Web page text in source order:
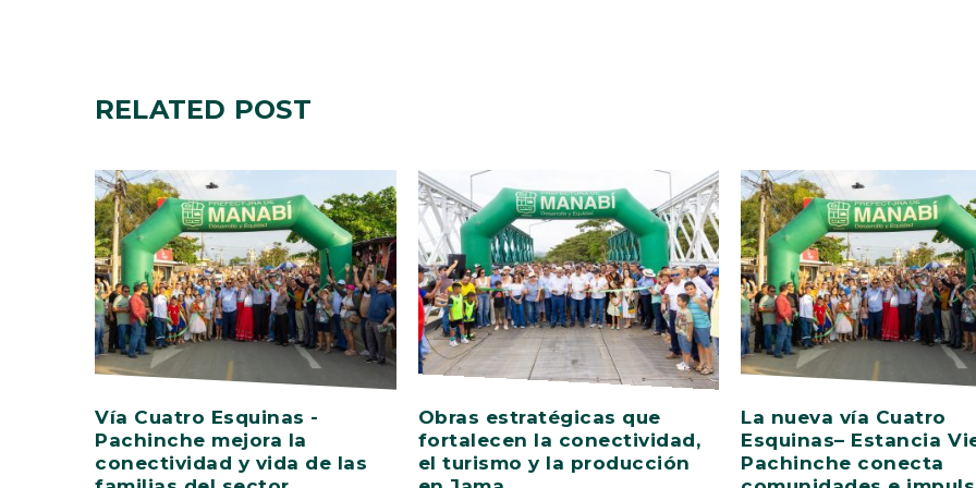
RELATED POST
Vía Cuatro Esquinas -
Pachinche mejora la
conectividad y vida de las
Obras estratégicas que
fortalecen la conectividad,
el turismo y la producción
La nueva vía Cuatro
Esquinas– Estancia
Pachinche conecta